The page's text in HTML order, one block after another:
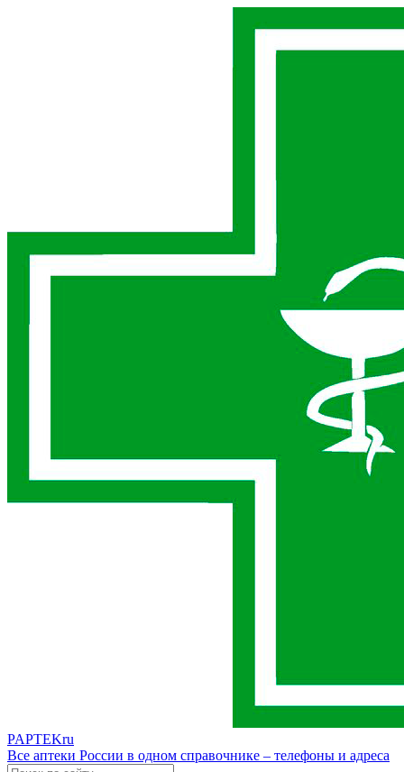
PAPTEKru
Все аптеки России в одном справочнике – телефоны и адреса